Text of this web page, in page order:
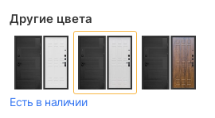
Другие цвета
Есть в наличии